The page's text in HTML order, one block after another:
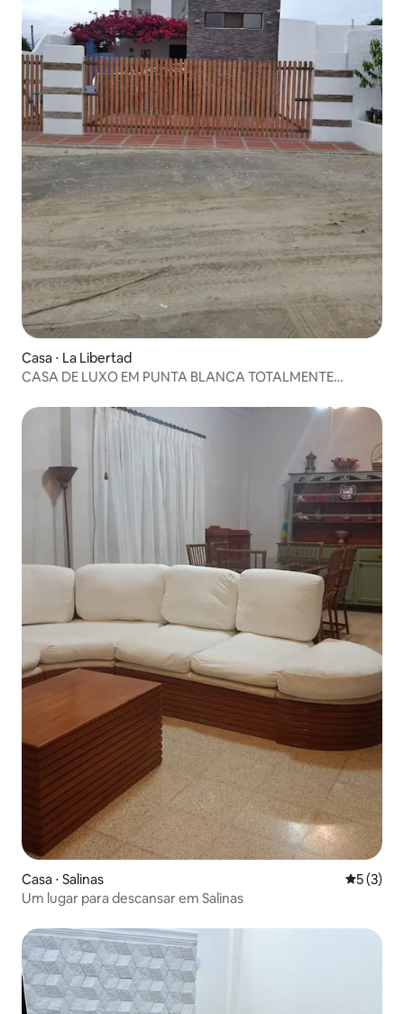
Casa ⋅ La Libertad
CASA DE LUXO EM PUNTA BLANCA TOTALMENTE
Casa ⋅ Salinas 5 de
5 (3)
Um lugar para descansar em Salinas